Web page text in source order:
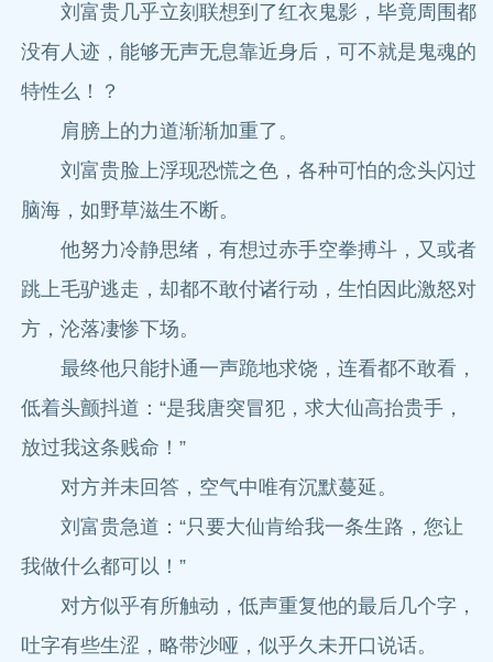
刘富贵几乎立刻联想到了红衣鬼影，毕竟周围都
没有人迹，能够无声无息靠近身后，可不就是鬼魂的
特性么！？
肩膀上的力道渐渐加重了。
刘富贵脸上浮现恐慌之色，各种可怕的念头闪过
脑海，如野草滋生不断。
他努力冷静思绪，有想过赤手空拳搏斗，又或者
跳上毛驴逃走，却都不敢付诸行动，生怕因此激怒对
方，沦落凄惨下场。
最终他只能扑通一声跪地求饶，连看都不敢看，
低着头颤抖道：“是我唐突冒犯，求大仙高抬贵手，
放过我这条贱命！”
对方并未回答，空气中唯有沉默蔓延。
刘富贵急道：“只要大仙肯给我一条生路，您让
我做什么都可以！”
对方似乎有所触动，低声重复他的最后几个字，
吐字有些生涩，略带沙哑，似乎久未开口说话。